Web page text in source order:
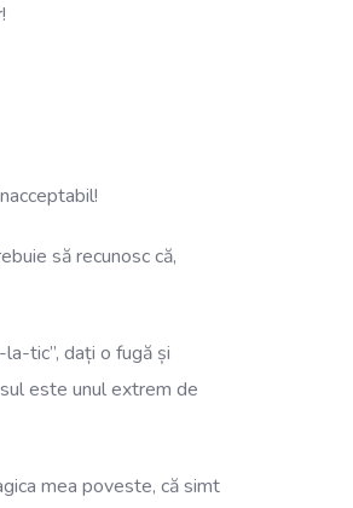
să recunosc că,
tic”, dați o fugă și
este unul extrem de
mea poveste, că simt